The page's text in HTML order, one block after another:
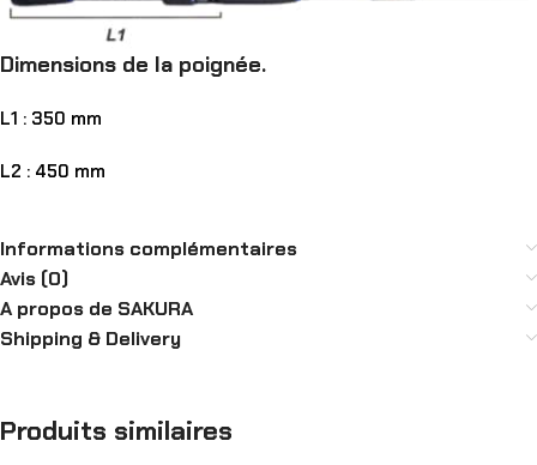
Dimensions de la poignée.
L1 : 350 mm
L2 : 450 mm
Informations complémentaires
Avis (0)
A propos de SAKURA
Shipping & Delivery
Produits similaires